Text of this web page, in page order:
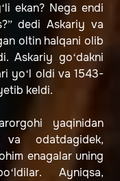
ekan? Nega endi
dedi Askariy va
oltin halqani olib
Askariy go‘dakni
yo‘l oldi va 1543-
keldi.
yaqinidan
odatdagidek,
enagalar uning
Ayniqsa,